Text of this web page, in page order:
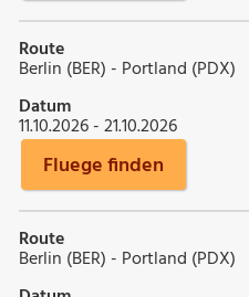
Route
Berlin (BER) - Portland (PDX)
Datum
11.10.2026 - 21.10.2026
Fluege finden
Route
Berlin (BER) - Portland (PDX)